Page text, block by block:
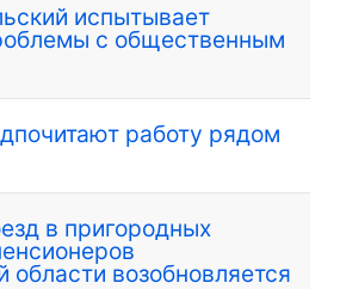
испытывает
с общественным
работу рядом
в пригородных
области возобновляется